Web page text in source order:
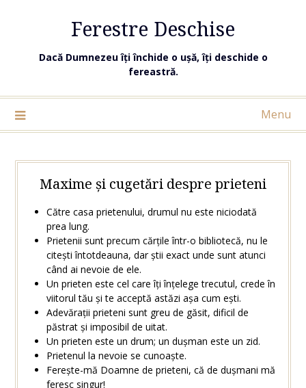
Ferestre Deschise
Dacă Dumnezeu îți închide o ușă, îți deschide o
fereastră.
Menu
Maxime și cugetări despre prieteni
Către casa prietenului, drumul nu este niciodată
prea lung.
Prietenii sunt precum cărțile într-o bibliotecă, nu le
citești întotdeauna, dar știi exact unde sunt atunci
când ai nevoie de ele.
Un prieten este cel care îți înțelege trecutul, crede în
viitorul tău și te acceptă astăzi așa cum ești.
Adevărații prieteni sunt greu de găsit, dificil de
păstrat și imposibil de uitat.
Un prieten este un drum; un dușman este un zid.
Prietenul la nevoie se cunoaște.
Ferește-mă Doamne de prieteni, că de dușmani mă
feresc singur!